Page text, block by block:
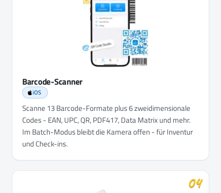
Barcode-Scanner
iOS
Scanne 13 Barcode-Formate plus 6 zweidimensionale
Codes - EAN, UPC, QR, PDF417, Data Matrix und mehr.
Im Batch-Modus bleibt die Kamera offen - für Inventur
und Check-ins.
04